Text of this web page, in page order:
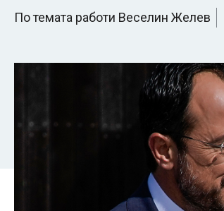
По темата работи Веселин Желев